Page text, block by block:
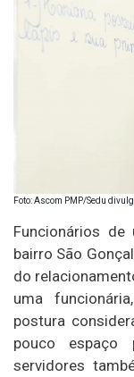
Foto: Ascom PMP/Sedu
Funcionários
bairro São
do
uma
postura
pouco
servidores